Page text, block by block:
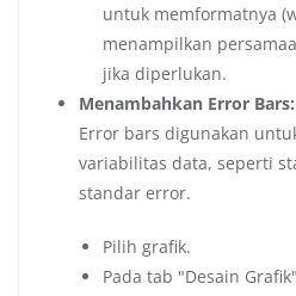
untuk memformatnya
menampilkan
jika diperlukan.
Menambahkan Error Bars:
Error bars digunakan
variabilitas data, seperti
standar error.
Pilih grafik.
Pada tab "Desain